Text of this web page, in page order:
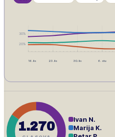
20%
30%
16. lis 23. lis 30. lis 6. stu
1.270
Ivan N.
Marija K.